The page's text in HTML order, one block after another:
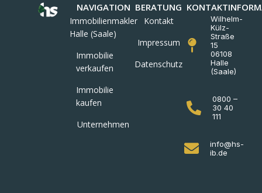
NAVIGATION
Immobilienmakler
Halle (Saale)
Immobilie
verkaufen
Immobilie
kaufen
Unternehmen
BERATUNG
Kontakt
Impressum
Datenschutz
Wilhelm-
Külz-
Straße
15
06108
Halle
(Saale)
0800 –
30 40
111
info@hs-
ib.de